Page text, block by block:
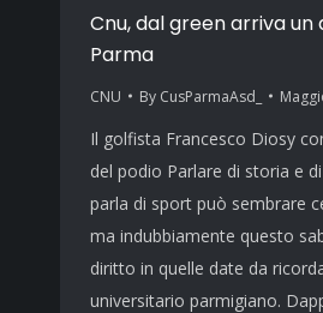
Cnu, dal green arriva
Parma
CNU By CusParmaAsd_
Il golfista Francesco Diosy
del podio Parlare di storia e
parla di sport può sembrare
ma indubbiamente questo
diritto in quelle date da
universitario parmigiano.